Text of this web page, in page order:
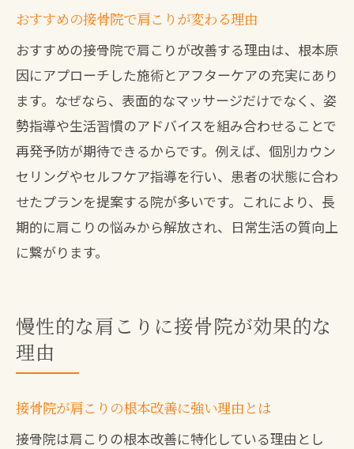
この地域で信頼できる接骨院の特徴まとめ
信頼される接骨院の肩こり改善実績とは
八幡西区で人気の接骨院が重視する点
口コミで高評価の接骨院の特徴を紹介
保険適用でも安心できる接骨院の信頼性
専門スタッフ在籍の接骨院が選ばれる理
由
肩こり以外も相談できる接骨院の魅力
おすすめの接骨院で肩こりが変わる理由
おすすめの接骨院で肩こりが改善する理由は、根本原
因にアプローチした施術とアフターケアの充実にあり
ます。なぜなら、表面的なマッサージだけでなく、姿
勢指導や生活習慣のアドバイスを組み合わせることで
再発予防が期待できるからです。例えば、個別カウン
セリングやセルフケア指導を行い、患者の状態に合わ
せたプランを提案する院が多いです。これにより、長
期的に肩こりの悩みから解放され、日常生活の質向上
に繋がります。
慢性的な肩こりに接骨院が効果的な
理由
接骨院が肩こりの根本改善に強い理由とは
接骨院は肩こりの根本改善に特化している理由とし